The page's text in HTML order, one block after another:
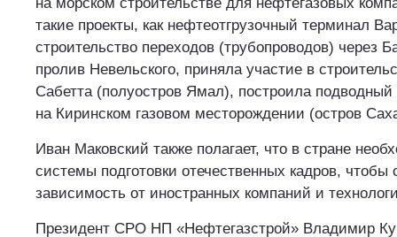
такие проекты, как нефтеотгрузочный терминал
строительство переходов (трубопроводов) через
пролив Невельского, приняла участие в
Сабетта (полуостров Ямал), построила
на Киринском газовом месторождении (остров
Иван Маковский также полагает, что в стране
системы подготовки отечественных кадров, чтобы
зависимость от иностранных компаний и
Президент СРО НП «Нефтегазстрой» Владимир